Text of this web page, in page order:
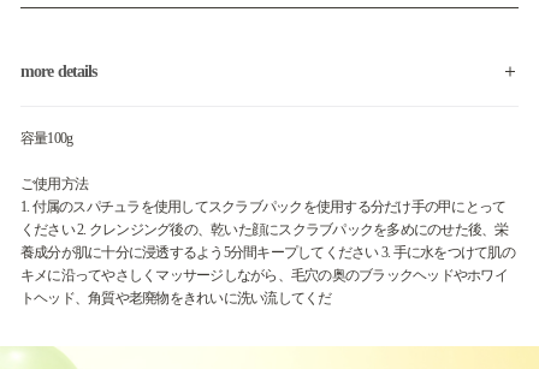
more details
容量100g
ご使用方法
1. 付属のスパチュラを使用してスクラブパックを使用する分だけ手の甲にとって
ください 2. クレンジング後の、乾いた顔にスクラブパックを多めにのせた後、栄
養成分が肌に十分に浸透するよう5分間キープしてください 3. 手に水をつけて肌の
キメに沿ってやさしくマッサージしながら、毛穴の奥のブラックヘッドやホワイ
トヘッド、角質や老廃物をきれいに洗い流してくだ